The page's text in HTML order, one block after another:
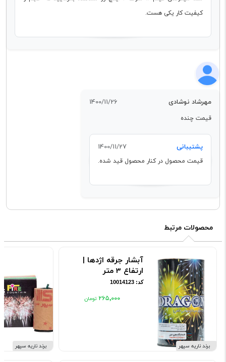
کیفیت کار یکی هست.
مهرشاد نوشادی 1400/11/26
قیمت چنده
پشتیبانی 1400/11/27
قیمت محصول در کنار محصول قید شده.
محصولات مرتبط
برند ناریه سپهر
آبشار جرقه اژدها |
ارتفاع 3 متر
کد: 10014123
۲۶۵٬۰۰۰
برند ناریه سپهر